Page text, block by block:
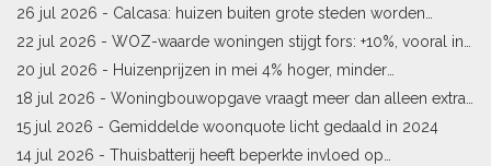
starters
26 jul 2026 - Calcasa: huizen buiten grote steden worden
sneller meer waard
22 jul 2026 - WOZ-waarde woningen stijgt fors: +10%, vooral in
Limburg en Pekela
20 jul 2026 - Huizenprijzen in mei 4% hoger, minder
woningverkopen
18 jul 2026 - Woningbouwopgave vraagt meer dan alleen extra
vergunningen
15 jul 2026 - Gemiddelde woonquote licht gedaald in 2024
14 jul 2026 - Thuisbatterij heeft beperkte invloed op